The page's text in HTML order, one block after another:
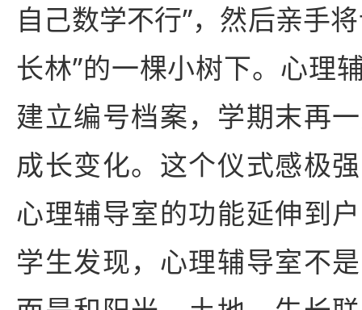
自己数学不行”，然后亲手
长林”的一棵小树下。心理
建立编号档案，学期末再
成长变化。这个仪式感极
心理辅导室的功能延伸到
学生发现，心理辅导室不